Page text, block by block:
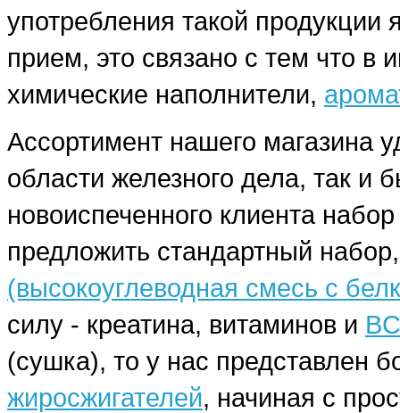
употребления такой продукции
прием, это связано с тем что в
химические наполнители,
Ассортимент нашего магазина
области железного дела, так и
новоиспеченного клиента
предложить стандартный
(высокоуглеводная смесь с
силу - креатина, витаминов и
(сушка), то у нас представлен
жиросжигателей, начиная с